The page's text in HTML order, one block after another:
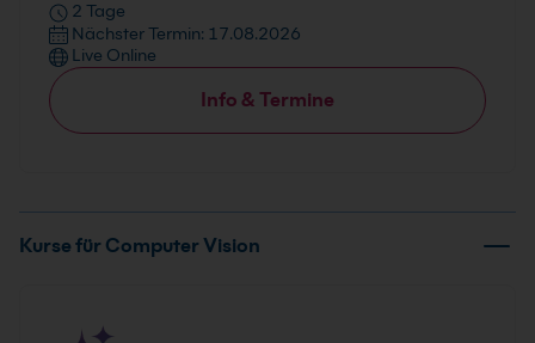
2 Tage
Nächster Termin: 17.08.2026
Live Online
Info & Termine
Kurse für Computer Vision